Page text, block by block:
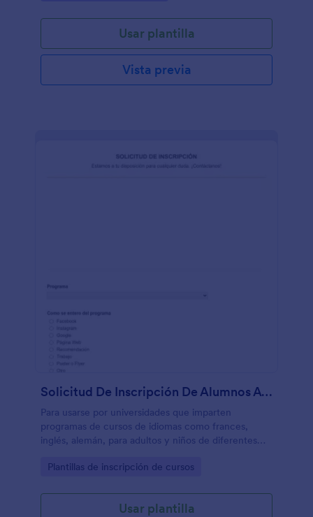
Usar plantilla
Vista previa
Solicitud De Inscripción De Alumnos A Programa De Idiomas
Para usarse por universidades que imparten
programas de cursos de idiomas como frances,
inglés, alemán, para adultos y niños de diferentes
Go to Category:
Plantillas de inscripción de cursos
Usar plantilla